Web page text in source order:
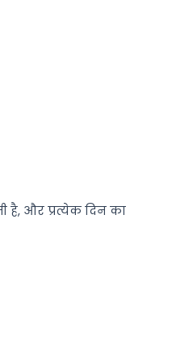
है, और प्रत्येक दिन का